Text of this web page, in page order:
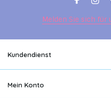
Melden Sie sich für
Kundendienst
Mein Konto